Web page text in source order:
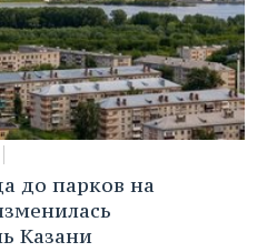
до парков на
Казани